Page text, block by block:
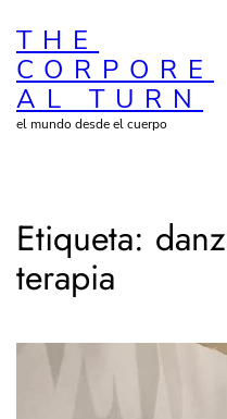
al
contenido
THE
CORPORE
AL TURN
el mundo desde el cuerpo
Etiqueta:
terapia